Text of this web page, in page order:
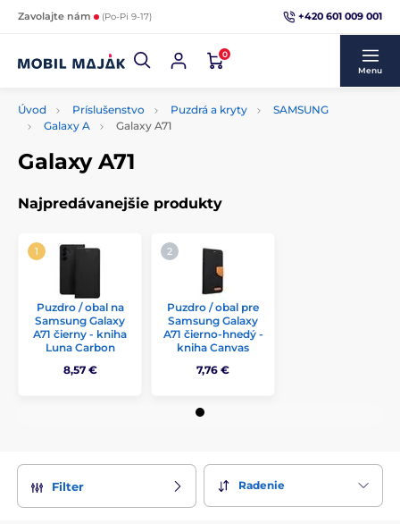
Zavolajte nám (Po-Pi 9-17) +420 601 009 001
0
Menu
Úvod Príslušenstvo Puzdrá a kryty
SAMSUNG
Galaxy A
Galaxy A71
Galaxy A71
Najpredávanejšie produkty
Puzdro / obal na
Samsung Galaxy
A71 čierny - kniha
Luna Carbon
8,57 €
Puzdro / obal pre
Samsung Galaxy
A71 čierno-hnedý -
kniha Canvas
7,76 €
Filter Radenie